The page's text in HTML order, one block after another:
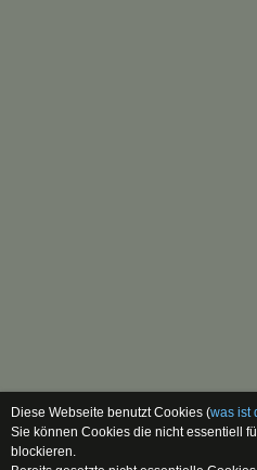
Diese Webseite benutzt Cookies (was ist
Sie können Cookies die nicht essentiell
blockieren.